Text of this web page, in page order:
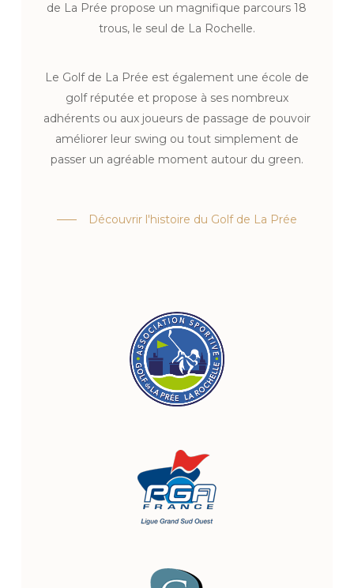
de La Prée propose un magnifique parcours 18
trous, le seul de La Rochelle.
Le Golf de La Prée est également une école de
golf réputée et propose à ses nombreux
adhérents ou aux joueurs de passage de pouvoir
améliorer leur swing ou tout simplement de
passer un agréable moment autour du green.
Découvrir l'histoire du Golf de La Prée